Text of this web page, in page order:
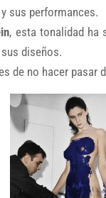
sus performances.
, esta tonalidad ha
diseños.
de no hacer pasar